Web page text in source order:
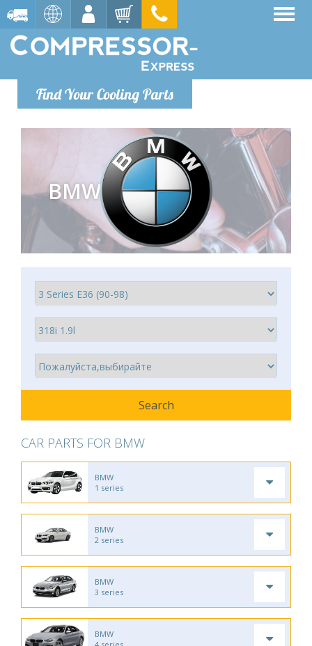
Find Your Cooling Parts
BMW
CAR PARTS FOR BMW
BMW
1 series
BMW
2 series
BMW
3 series
BMW